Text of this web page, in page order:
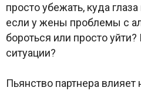
просто убежать, куда
если у жены проблемы с
бороться или просто
ситуации?
Пьянство партнера